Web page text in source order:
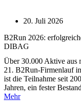
20. Juli 2026
B2Run 2026:
DIBAG
Über 30.000 Aktive aus
21. B2Run-Firmenlauf
ist die Teilnahme seit
Jahren, ein fester
Mehr